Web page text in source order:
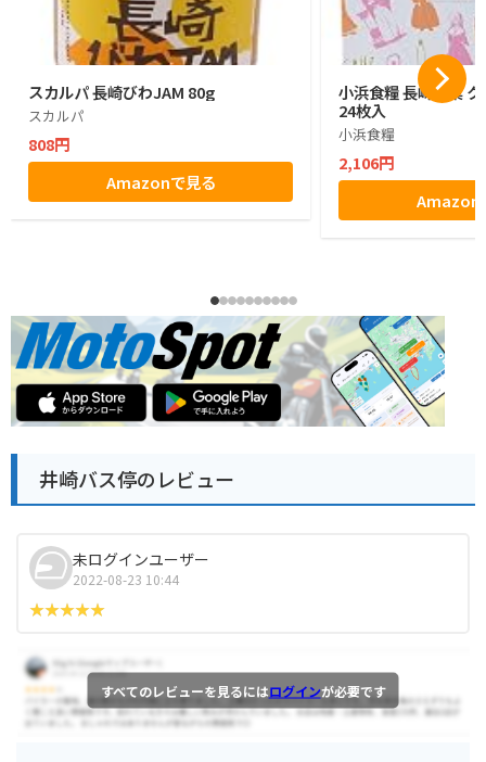
スカルパ 長崎びわJAM 80g
スカルパ
808円
Amazonで見る
小浜食糧 長崎銘菓
24枚入
小浜食糧
2,106円
Amazon
井崎バス停のレビュー
未ログインユーザー
2022-08-23 10:44
すべてのレビューを見るにはログインが必要です